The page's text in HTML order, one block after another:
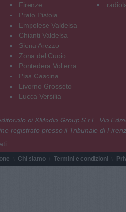
Firenze
Prato Pistoia
Empolese Valdelsa
Chianti Valdelsa
Siena Arezzo
Zona del Cuoio
Pontedera Volterra
Pisa Cascina
Livorno Grosseto
Lucca Versilia
di XMedia Group S.r.l - Via
registrato presso il Tribunale di
Chi siamo Termini e condizioni